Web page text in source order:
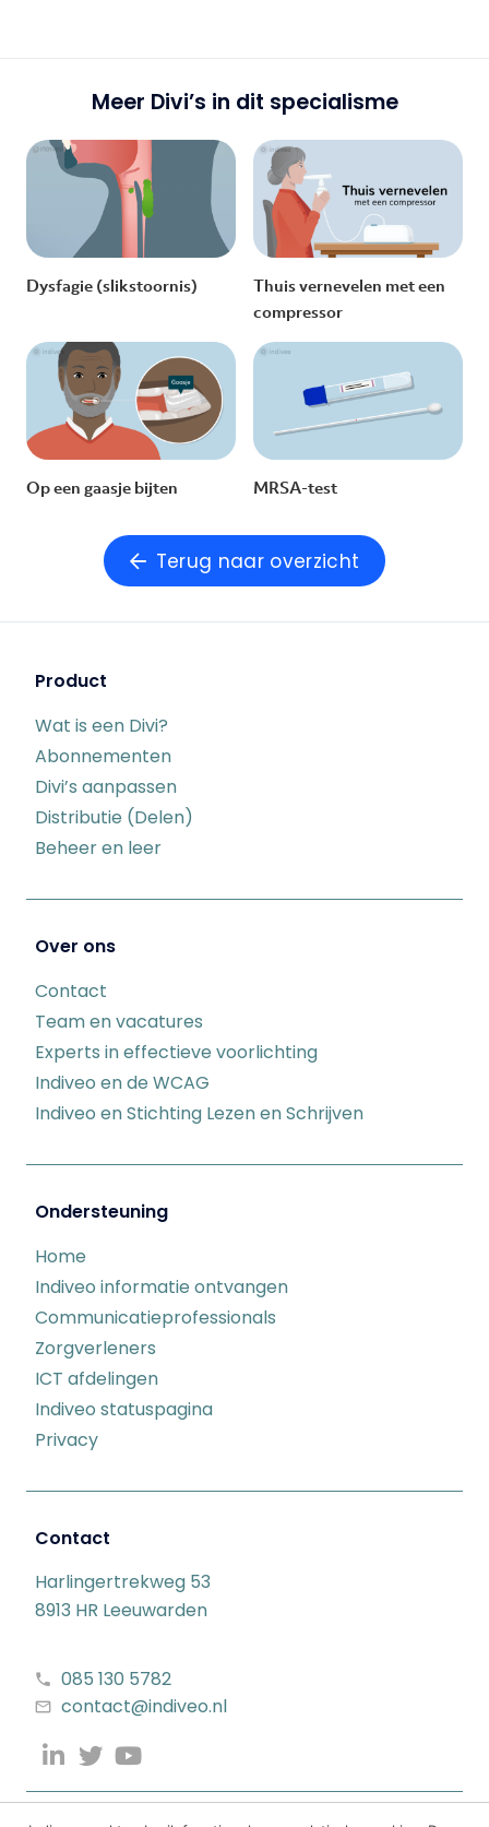
Meer Divi’s in dit specialisme
Dysfagie (slikstoornis)
Thuis vernevelen met een
compressor
Op een gaasje bijten MRSA-test
Terug naar overzicht
Product
Wat is een Divi?
Abonnementen
Divi’s aanpassen
Distributie (Delen)
Beheer en leer
Over ons
Contact
Team en vacatures
Experts in effectieve voorlichting
Indiveo en de WCAG
Indiveo en Stichting Lezen en Schrijven
Ondersteuning
Home
Indiveo informatie ontvangen
Communicatieprofessionals
Zorgverleners
ICT afdelingen
Indiveo statuspagina
Privacy
Contact
Harlingertrekweg 53
8913 HR Leeuwarden
085 130 5782
contact@indiveo.nl